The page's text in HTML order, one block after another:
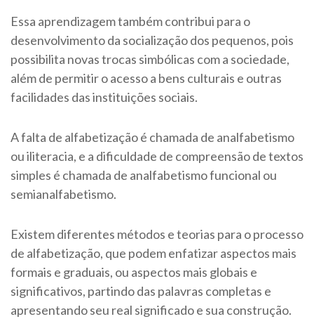
Essa aprendizagem também contribui para o
desenvolvimento da socialização dos pequenos, pois
possibilita novas trocas simbólicas com a sociedade,
além de permitir o acesso a bens culturais e outras
facilidades das instituições sociais.
A falta de alfabetização é chamada de analfabetismo
ou iliteracia, e a dificuldade de compreensão de textos
simples é chamada de analfabetismo funcional ou
semianalfabetismo.
Existem diferentes métodos e teorias para o processo
de alfabetização, que podem enfatizar aspectos mais
formais e graduais, ou aspectos mais globais e
significativos, partindo das palavras completas e
apresentando seu real significado e sua construção.